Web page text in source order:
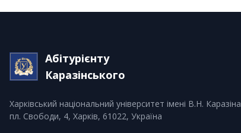
Абітурієнту
Каразінського
Харківський національний університет імені В.Н. Каразіна
пл. Свободи, 4, Харків, 61022, Україна